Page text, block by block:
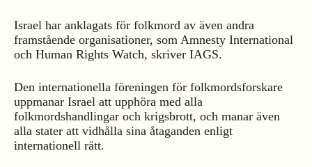
Israel har anklagats för folkmord av även andra
framstående organisationer, som Amnesty International
och Human Rights Watch, skriver IAGS.
Den internationella föreningen för folkmordsforskare
uppmanar Israel att upphöra med alla
folkmordshandlingar och krigsbrott, och manar även
alla stater att vidhålla sina åtaganden enligt
internationell rätt.